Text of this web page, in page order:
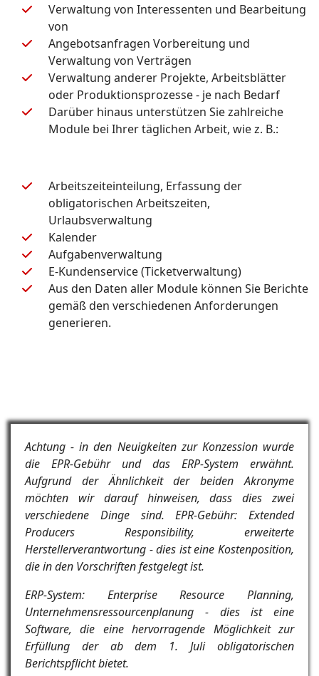
Verwaltung von Interessenten und Bearbeitung
von
Angebotsanfragen Vorbereitung und
Verwaltung von Verträgen
Verwaltung anderer Projekte, Arbeitsblätter
oder Produktionsprozesse - je nach Bedarf
Darüber hinaus unterstützen Sie zahlreiche
Module bei Ihrer täglichen Arbeit, wie z. B.:
Arbeitszeiteinteilung, Erfassung der
obligatorischen Arbeitszeiten,
Urlaubsverwaltung
Kalender
Aufgabenverwaltung
E-Kundenservice (Ticketverwaltung)
Aus den Daten aller Module können Sie Berichte
gemäß den verschiedenen Anforderungen
generieren.
Achtung - in den Neuigkeiten zur Konzession wurde
die EPR-Gebühr und das ERP-System erwähnt.
Aufgrund der Ähnlichkeit der beiden Akronyme
möchten wir darauf hinweisen, dass dies zwei
verschiedene Dinge sind. EPR-Gebühr: Extended
Producers Responsibility, erweiterte
Herstellerverantwortung - dies ist eine Kostenposition,
die in den Vorschriften festgelegt ist.
ERP-System: Enterprise Resource Planning,
Unternehmensressourcenplanung - dies ist eine
Software, die eine hervorragende Möglichkeit zur
Erfüllung der ab dem 1. Juli obligatorischen
Berichtspflicht bietet.